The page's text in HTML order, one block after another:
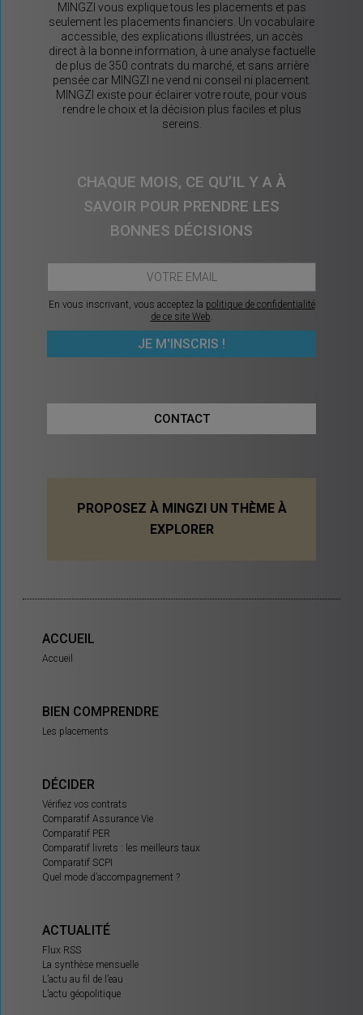
MINGZI vous explique tous les placements et pas
seulement les placements financiers. Un vocabulaire
accessible, des explications illustrées, un accès
direct à la bonne information, à une analyse factuelle
de plus de 350 contrats du marché, et sans arrière
pensée car MINGZI ne vend ni conseil ni placement.
MINGZI existe pour éclairer votre route, pour vous
rendre le choix et la décision plus faciles et plus
sereins.
CHAQUE MOIS, CE QU’IL Y A À
SAVOIR POUR PRENDRE LES
BONNES DÉCISIONS
En vous inscrivant, vous acceptez la politique de confidentialité
de ce site Web.
CONTACT
PROPOSEZ À MINGZI UN THÈME À
EXPLORER
ACCUEIL
Accueil
BIEN COMPRENDRE
Les placements
DÉCIDER
Vérifiez vos contrats
Comparatif Assurance Vie
Comparatif PER
Comparatif livrets : les meilleurs taux
Comparatif SCPI
Quel mode d’accompagnement ?
ACTUALITÉ
Flux RSS
La synthèse mensuelle
L’actu au fil de l’eau
L’actu géopolitique